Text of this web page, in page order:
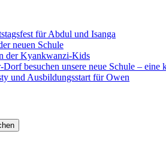
für Abdul und Isanga
neuen Schule
der Kyankwanzi-Kids
besuchen unsere neue Schule –
und Ausbildungsstart für Owen